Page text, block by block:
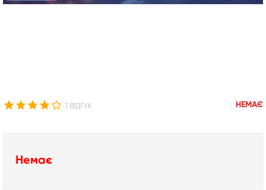
1 ВІДГУК НЕМАЄ
Немає